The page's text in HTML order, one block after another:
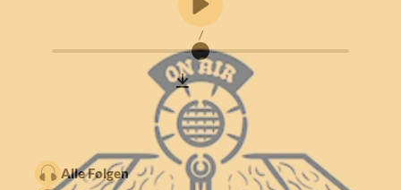
/
Alle Folgen